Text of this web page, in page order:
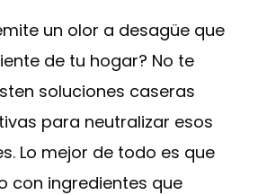
un olor a desagüe que
de tu hogar? No te
soluciones caseras
para neutralizar esos
Lo mejor de todo es que
con ingredientes que